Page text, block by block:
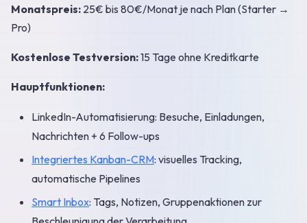
Monatspreis: 25€ bis 80€/Monat je nach Plan (Starter →
Pro)
Kostenlose Testversion:15 Tage ohne Kreditkarte
Hauptfunktionen:
LinkedIn-Automatisierung: Besuche, Einladungen,
Nachrichten + 6 Follow-ups
Integriertes Kanban-CRM: visuelles Tracking,
automatische Pipelines
Smart Inbox: Tags, Notizen, Gruppenaktionen zur